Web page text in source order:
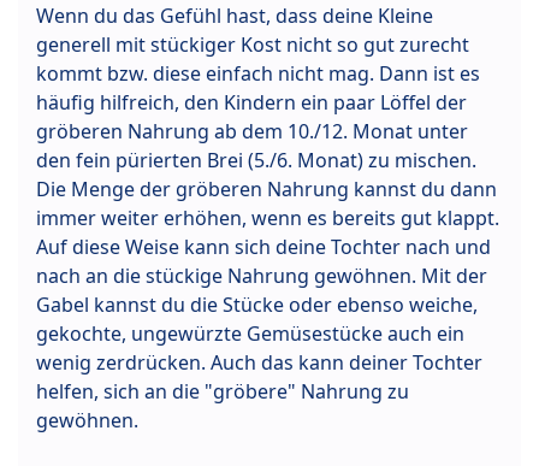
Wenn du das Gefühl hast, dass deine Kleine
generell mit stückiger Kost nicht so gut zurecht
kommt bzw. diese einfach nicht mag. Dann ist es
häufig hilfreich, den Kindern ein paar Löffel der
gröberen Nahrung ab dem 10./12. Monat unter
den fein pürierten Brei (5./6. Monat) zu mischen.
Die Menge der gröberen Nahrung kannst du dann
immer weiter erhöhen, wenn es bereits gut klappt.
Auf diese Weise kann sich deine Tochter nach und
nach an die stückige Nahrung gewöhnen. Mit der
Gabel kannst du die Stücke oder ebenso weiche,
gekochte, ungewürzte Gemüsestücke auch ein
wenig zerdrücken. Auch das kann deiner Tochter
helfen, sich an die "gröbere" Nahrung zu
gewöhnen.